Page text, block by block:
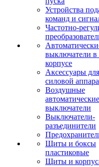
Устройства
команд и
Частотно-
выключатели в
корпусе
Аксессуары для
силовой
Воздушные
автоматические
выключатели
Выключатели-
разъединители
Щиты и боксы
пластиковые
Щиты и